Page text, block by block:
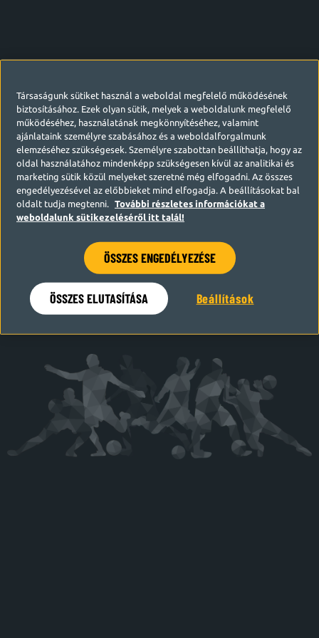
Hamarosan visszatérünk
Társaságunk sütiket használ a weboldal megfelelő működésének
biztosításához. Ezek olyan sütik, melyek a weboldalunk megfelelő
működéséhez, használatának megkönnyítéséhez, valamint
ajánlataink személyre szabásához és a weboldalforgalmunk
elemzéséhez szükségesek. Személyre szabottan beállíthatja, hogy az
oldal használatához mindenképp szükségesen kívül az analitikai és
marketing sütik közül melyeket szeretné még elfogadni. Az összes
engedélyezésével az előbbieket mind elfogadja. A beállításokat bal
oldalt tudja megtenni.
További részletes információkat a
weboldalunk sütikezeléséről itt talál!
ÖSSZES ENGEDÉLYEZÉSE
ÖSSZES ELUTASÍTÁSA Beállítások